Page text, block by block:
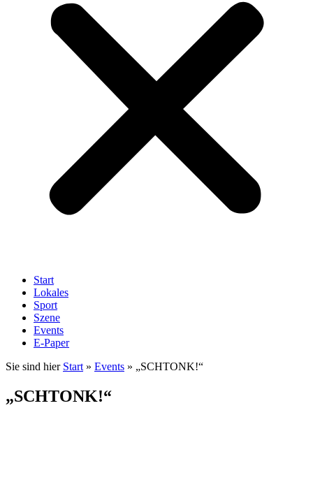
Start
Lokales
Sport
Szene
Events
E-Paper
Sie sind hier Start » Events » „SCHTONK!“
„SCHTONK!“